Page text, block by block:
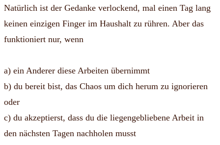
Natürlich ist der Gedanke verlockend, mal einen Tag lang
keinen einzigen Finger im Haushalt zu rühren. Aber das
funktioniert nur, wenn
a) ein Anderer diese Arbeiten übernimmt
b) du bereit bist, das Chaos um dich herum zu ignorieren
oder
c) du akzeptierst, dass du die liegengebliebene Arbeit in
den nächsten Tagen nachholen musst